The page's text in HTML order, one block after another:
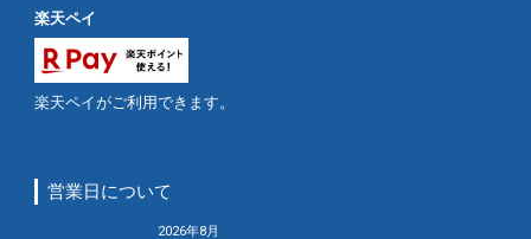
楽天ペイ
楽天ペイがご利用できます。
営業日について
2026年8月